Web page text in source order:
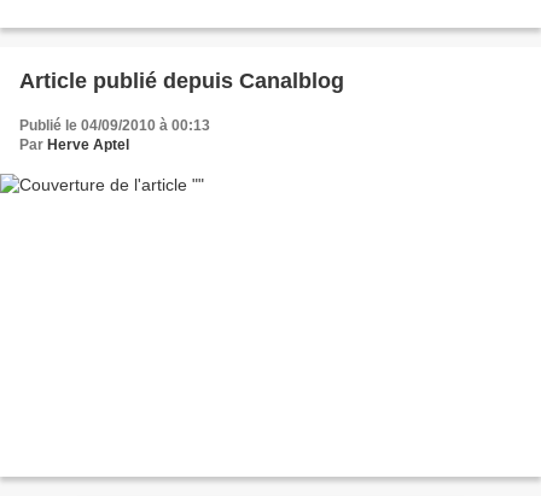
Article publié depuis Canalblog
Publié le 04/09/2010 à 00:13
Par Herve Aptel